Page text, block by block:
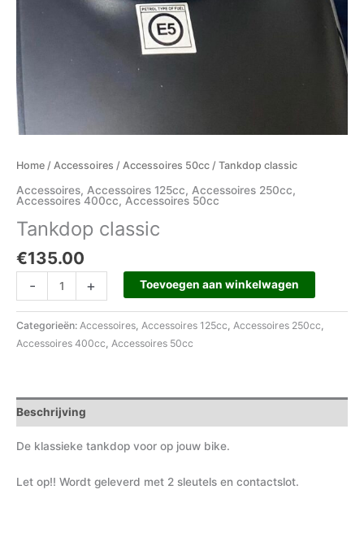
Home / Accessoires / Accessoires 50cc / Tankdop classic
Accessoires, Accessoires 125cc, Accessoires 250cc,
Accessoires 400cc, Accessoires 50cc
Tankdop classic
€135.00
- + Toevoegen aan winkelwagen
Categorieën: Accessoires, Accessoires 125cc, Accessoires 250cc,
Accessoires 400cc, Accessoires 50cc
Beschrijving
De klassieke tankdop voor op jouw bike.
Let op!! Wordt geleverd met 2 sleutels en contactslot.